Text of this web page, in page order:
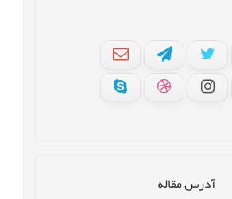
آدرس مقاله